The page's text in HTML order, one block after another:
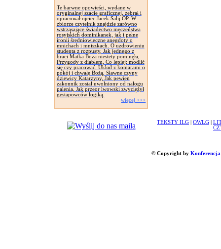
Te barwne opowieści, wydane w
oryginalnej szacie graficznej, zebrał i
opracował ojciec Jacek Salij OP. W
zbiorze czytelnik znajdzie zarówno
wstrząsające świadectwo męczeństwa
rosyjskich dominikanek, jak i pełne
ironii średniowieczne anegdoty o
mnichach i mniszkach. O uzdrowieniu
studenta z rozpusty, Jak jednego z
braci Matka Boża niestety pominęła,
Przygody z diabłem, Co lepiej: modlić
się czy pracować, Układ z komarami o
pokój i chwałę Bożą, Sławne czyny
dziewicy Katarzyny, Jak pewien
zakonnik został uwolniony od nałogu
palenia, Jak przeor lwowski zwyciężył
gestapowców logiką.
więcej >>>
TEKSTY ILG OWLG
© Copyright by Konferencja